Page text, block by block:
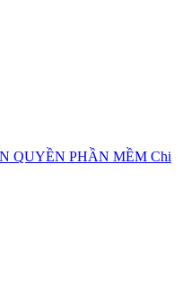
QUYỀN PHẦN MỀM Chi